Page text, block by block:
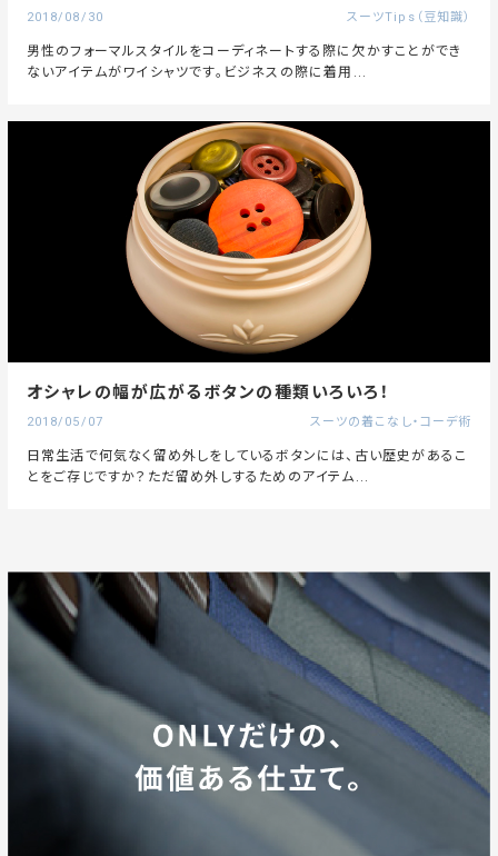
2018/08/30 スーツTips（豆知識）
男性のフォーマルスタイルをコーディネートする際に欠かすことができ
ないアイテムがワイシャツです。ビジネスの際に着用...
オシャレの幅が広がるボタンの種類いろいろ！
2018/05/07 スーツの着こなし・コーデ術
日常生活で何気なく留め外しをしているボタンには、古い歴史があるこ
とをご存じですか？ただ留め外しするためのアイテム...